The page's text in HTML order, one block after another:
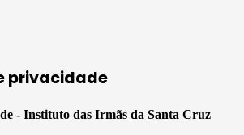
privacidade
- Instituto das Irmãs da Santa Cruz